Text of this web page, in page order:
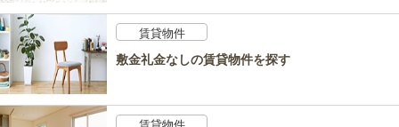
賃貸物件
敷金礼金なしの賃貸物件を探す